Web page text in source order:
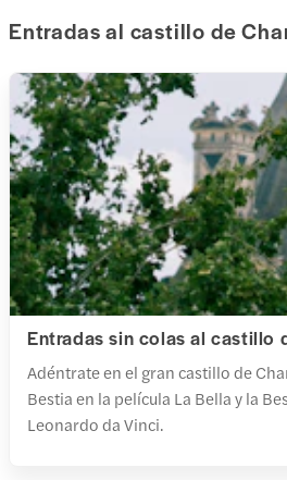
Entradas al castillo de
Entradas sin colas al castillo
Adéntrate en el gran castillo de
Bestia en la película La Bella y la
Leonardo da Vinci.